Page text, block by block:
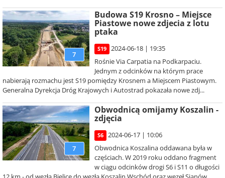
7
Budowa S19 Krosno – Miejsce
Piastowe nowe zdjecia z lotu
ptaka
S19
2024-06-18 | 19:35
Rośnie Via Carpatia na Podkarpaciu.
Jednym z odcinków na którym prace
nabierają rozmachu jest S19 pomiędzy Krosnem a Miejscem Piastowym.
Generalna Dyrekcja Dróg Krajowych i Autostrad pokazała nowe zdj...
7
Obwodnicą omijamy Koszalin -
zdjęcia
S6
2024-06-17 | 10:06
Obwodnica Koszalina oddawana była w
częściach. W 2019 roku oddano fragment
w ciągu odcinków drogi S6 i S11 o długości